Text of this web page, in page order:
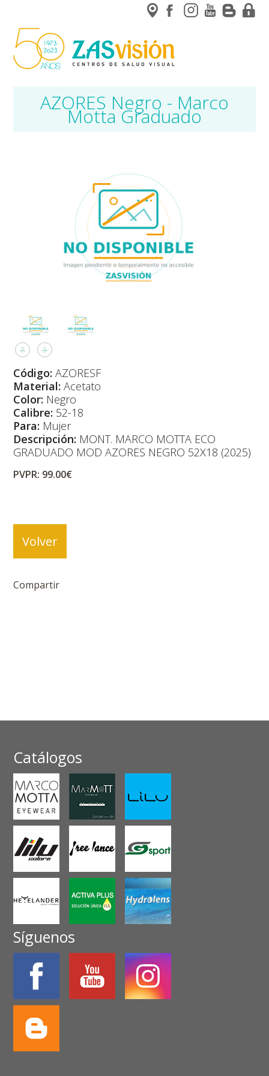
AZORES Negro - Marco
Motta Graduado
Código: AZORESF
Material: Acetato
Color: Negro
Calibre: 52-18
Para: Mujer
Descripción: MONT. MARCO MOTTA ECO
GRADUADO MOD AZORES NEGRO 52X18 (2025)
PVPR: 99.00€
Volver
Compartir
Catálogos
Síguenos